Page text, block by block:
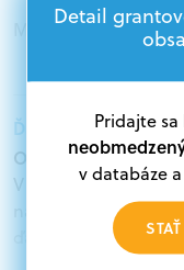
Mimovládne
Ďalšie informácie:
Oprávnení žiadatelia:
V databáze
nájdete aktuálne
ďalších zdrojov.
Detail
Pridajte
v databáze